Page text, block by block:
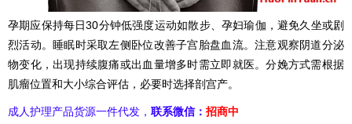
孕期应保持每日30分钟低强度运动如散步、孕妇瑜伽，避免久坐或剧
烈活动。睡眠时采取左侧卧位改善子宫胎盘血流。注意观察阴道分泌
物变化，出现持续腹痛或出血量增多时需立即就医。分娩方式需根据
肌瘤位置和大小综合评估，必要时选择剖宫产。
成人护理产品货源一件代发， 联系微信： 招商中